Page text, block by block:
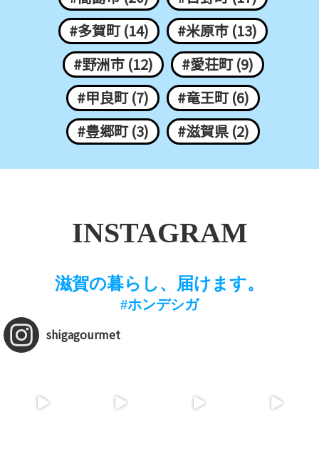
#多賀町 (14)
#米原市 (13)
#野洲市 (12)
#愛荘町 (9)
#甲良町 (7)
#竜王町 (6)
#豊郷町 (3)
#滋賀県 (2)
INSTAGRAM
滋賀の暮らし、届けます。
#ホンデシガ
shigagourmet